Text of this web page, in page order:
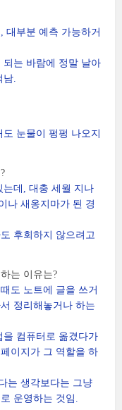
대부분 예측 가능하거
는 바람에 정말 날아
남.
눈물이 펑펑 나오지
는데, 대충 세월 지나
나 새옹지마가 된 경
후회하지 않으려고
는 이유는?
도 노트에 글을 쓰거
정리해놓거나 하는
을 컴퓨터로 옮겼다가
이지가 그 역할을 하
는 생각보다는 그냥
운영하는 것임.